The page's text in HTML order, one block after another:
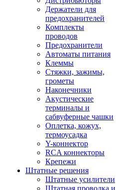
Держатели для
предохранителей
Комплекты
проводов
Предохранители
Автоматы питания
Клеммы
Стяжки, зажимы,
грометы
Наконечники
Акустические
терминалы и
сабвуферные чашки
Оплетка, кожух,
термоусадка
Y-коннектор
RCA коннекторы
Крепежи
Штатные решения
Штатные усилители
Штатная проводка и